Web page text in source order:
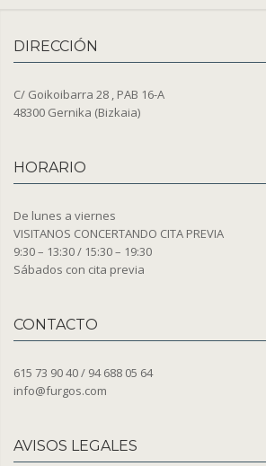
DIRECCIÓN
C/ Goikoibarra 28 , PAB 16-A
48300 Gernika (Bizkaia)
HORARIO
De lunes a viernes
VISITANOS CONCERTANDO CITA PREVIA
9:30 – 13:30 / 15:30 – 19:30
Sábados con cita previa
CONTACTO
615 73 90 40 / 94 688 05 64
info@furgos.com
AVISOS LEGALES